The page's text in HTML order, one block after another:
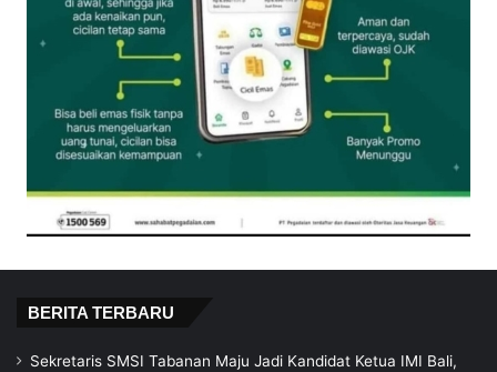
BERITA TERBARU
Sekretaris SMSI Tabanan Maju Jadi Kandidat Ketua IMI Bali,